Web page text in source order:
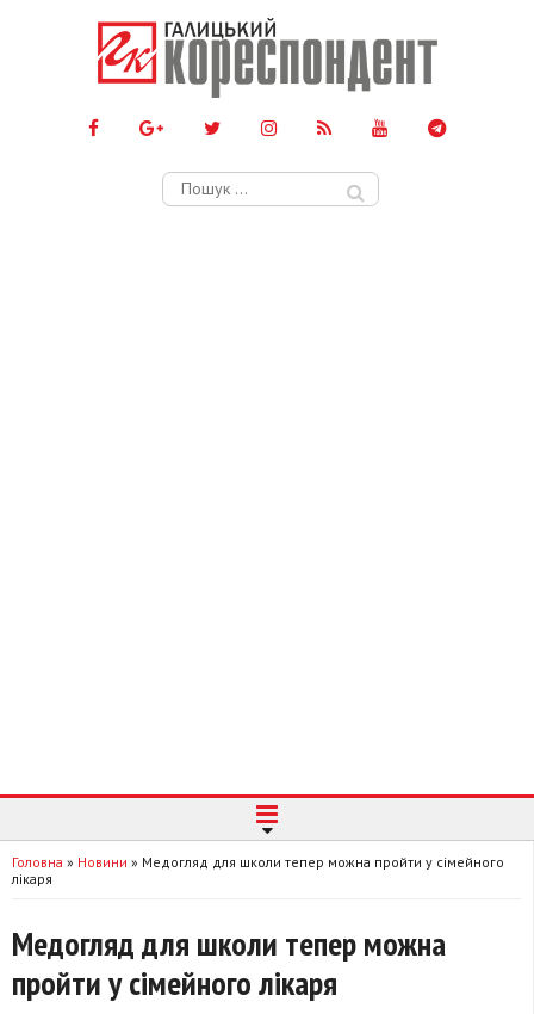
Пошук:
Головна » Новини » Медогляд для школи тепер можна пройти у сімейного
лікаря
Медогляд для школи тепер можна
пройти у сімейного лікаря